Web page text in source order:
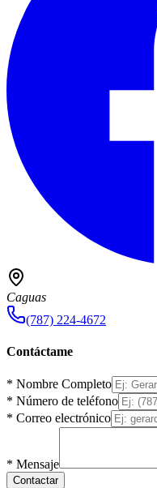
Caguas
(787) 224-4672
Contáctame
* Nombre Completo
* Número de teléfono
* Correo electrónico
* Mensaje
Contactar